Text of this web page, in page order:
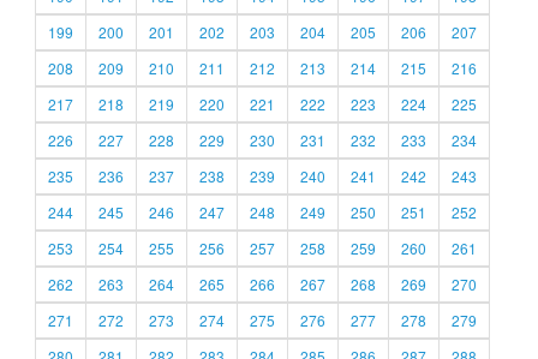
199
200 201 202 203 204 205 206
207
208
209 210 211 212 213 214 215
216
217
218 219 220 221 222 223 224
225
226
227 228 229 230 231 232 233
234
235
236 237 238 239 240 241 242
243
244
245 246 247 248 249 250 251
252
253
254 255 256 257 258 259 260
261
262
263 264 265 266 267 268 269
270
271
272 273 274 275 276 277 278
279